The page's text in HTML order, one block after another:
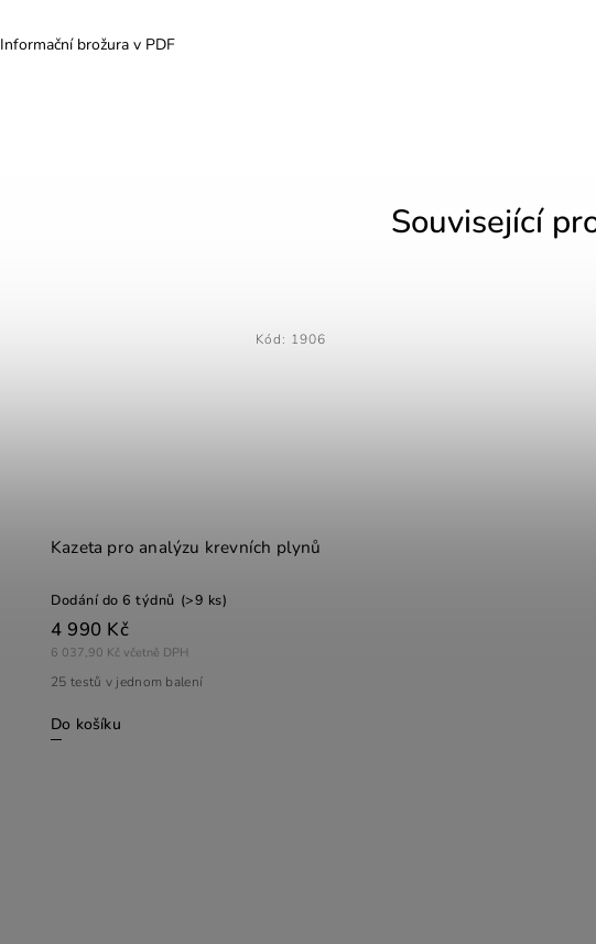
Informační brožura v PDF
Související
Kazeta pro analýzu krevních plynů
Dodání do 6 týdnů (>9 ks)
6 037,90 Kč včetně DPH
4 990 Kč
Do košíku
25 testů v jednom balení
Kód: 1906